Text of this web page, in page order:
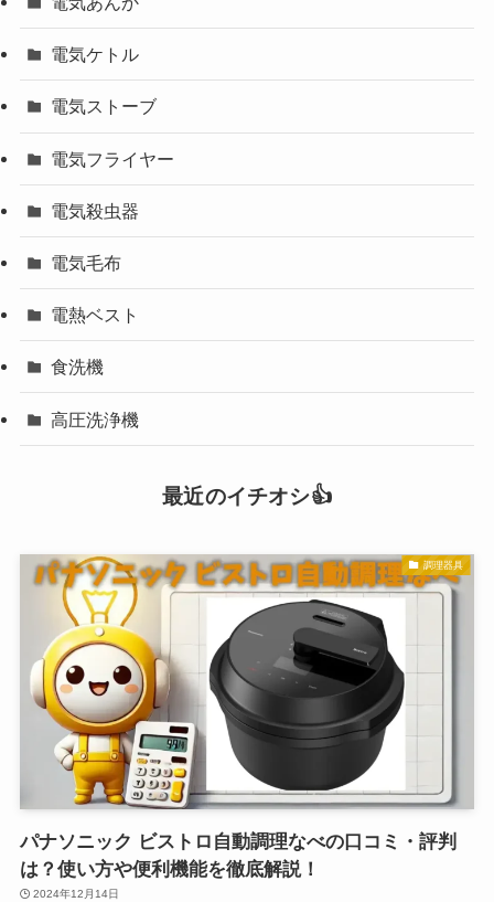
電気ケトル
電気ストーブ
電気フライヤー
電気殺虫器
電気毛布
電熱ベスト
食洗機
高圧洗浄機
最近のイチオシ👍
調理器具
パナソニック ビストロ自動調理なべの口コミ・評判
は？使い方や便利機能を徹底解説！
2024年12月14日